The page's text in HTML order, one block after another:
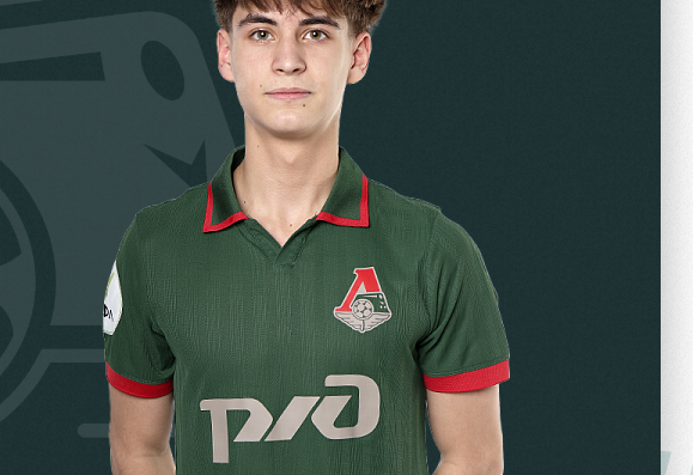
Молодёжка-девушки Аренда полей
Аренда площадей
Ледовый дворец
Занятия спортом